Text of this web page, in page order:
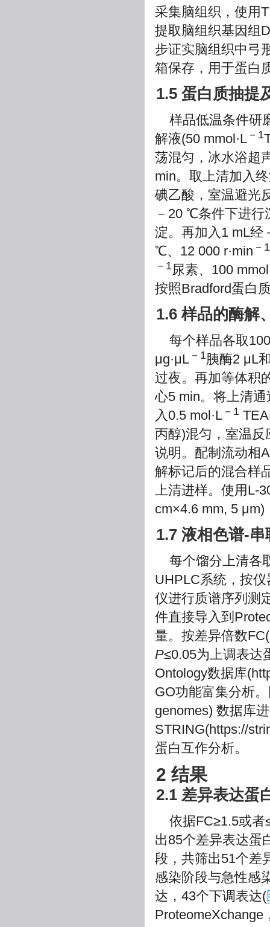
采集脑组织，使用
提取脑组织基因组
步证实脑组织中弓
箱保存，用于蛋白
1.5 蛋白质抽提
样品低温条件研
解液(50 mmol·L －1
荡混匀，冰水浴超
min。取上清加入
碘乙酸，室温避光
－20 ℃条件下进行
淀。再加入1 mL
℃、12 000 r·min －1
－1尿素、100
按照Bradford蛋白
1.6 样品的酶解
每个样品各取
μg·μL －1胰酶2 μL
过夜。再加等体积
心5 min。将上清
入0.5 mol·L －1
丙醇)混匀，室温
说明。配制流动相
解标记后的混合样
上清进样。使用L-
cm×4.6 mm, 5
1.7 液相色谱-
每个馏分上清各
UHPLC系统，按
仪进行质谱序列测
件直接导入到
量。按差异倍数
P≤0.05为上调表达
Ontology数据库(
GO功能富集分析
genomes) 数据库
STRING(https://
蛋白互作分析。
2 结果
2.1 差异表达蛋
依据FC≥1.5或者
出85个差异表达蛋
段，共筛出51个差
感染阶段与急性感
达，43个下调表达(
ProteomeXchange